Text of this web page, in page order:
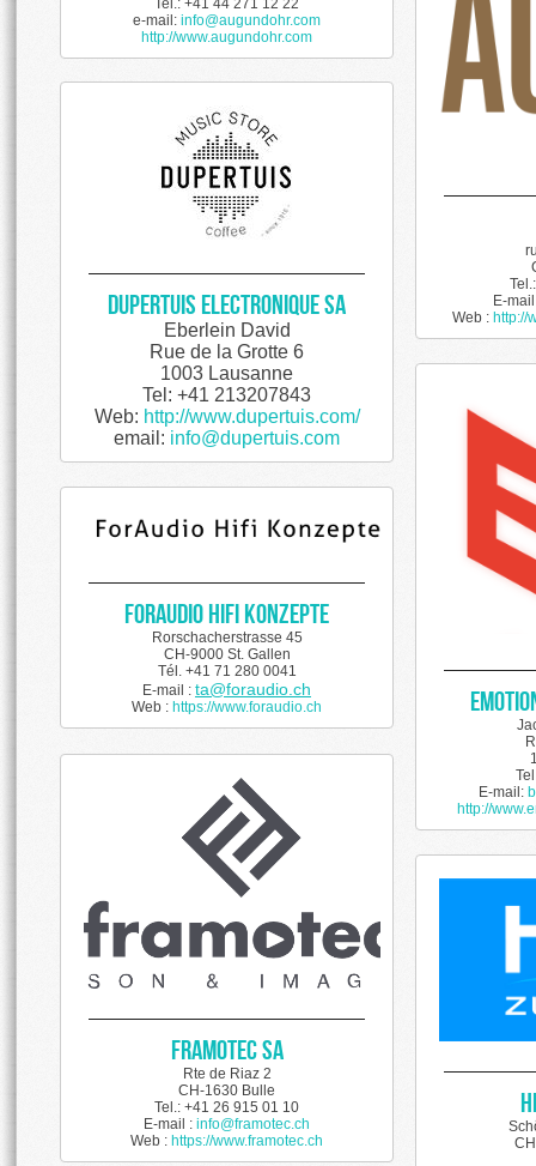
E-
Web : http://
Tel.: +41 44 271 12 22
e-mail: info@augundohr.com
http://www.augundohr.com
E-mail:
http://
ForAudio HiFi Konzepte
Rorschacherstrasse 45
CH-9000 St. Gallen
Tél. +41 71 280 0041
E-mail : ta@foraudio.ch
Web : https://www.foraudio.ch
Dupertuis Electronique SA
Eberlein David
Rue de la Grotte 6
1003 Lausanne
Tel: +41 213207843
Web: http://www.dupertuis.com/
email: info@dupertuis.com
Framotec SA
Rte de Riaz 2
CH-1630 Bulle
Tel.: +41 26 915 01 10
E-mail : info@framotec.ch
Web : https://www.framotec.ch